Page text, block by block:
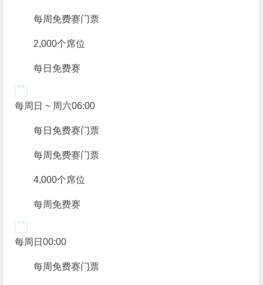
每周免费赛门票
2,000个席位
每日免费赛
每周日 ~ 周六06:00
每日免费赛门票
每周免费赛门票
4,000个席位
每周免费赛
每周日00:00
每周免费赛门票